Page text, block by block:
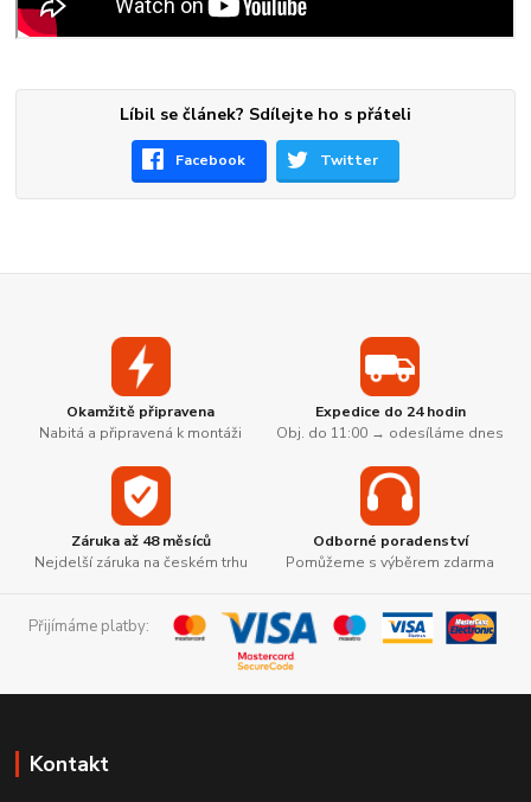
Líbil se článek? Sdílejte ho s přáteli
Facebook Twitter
Okamžitě připravena
Nabitá a připravená k montáži
Expedice do 24 hodin
Obj. do 11:00 → odesíláme dnes
Záruka až 48 měsíců
Nejdelší záruka na českém trhu
Odborné poradenství
Pomůžeme s výběrem zdarma
Přijímáme platby:
Kontakt